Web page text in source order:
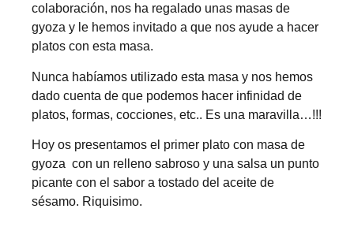
colaboración, nos ha regalado unas masas de
gyoza y le hemos invitado a que nos ayude a hacer
platos con esta masa.
Nunca habíamos utilizado esta masa y nos hemos
dado cuenta de que podemos hacer infinidad de
platos, formas, cocciones, etc.. Es una maravilla…!!!
Hoy os presentamos el primer plato con masa de
gyoza con un relleno sabroso y una salsa un punto
picante con el sabor a tostado del aceite de
sésamo. Riquisimo.